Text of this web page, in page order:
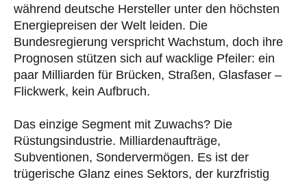
während deutsche Hersteller unter den höchsten
Energiepreisen der Welt leiden. Die
Bundesregierung verspricht Wachstum, doch ihre
Prognosen stützen sich auf wacklige Pfeiler: ein
paar Milliarden für Brücken, Straßen, Glasfaser –
Flickwerk, kein Aufbruch.
Das einzige Segment mit Zuwachs? Die
Rüstungsindustrie. Milliardenaufträge,
Subventionen, Sondervermögen. Es ist der
trügerische Glanz eines Sektors, der kurzfristig